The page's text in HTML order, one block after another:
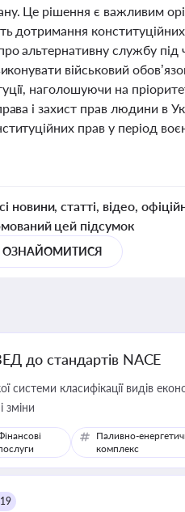
Це рішення є важливим
дотримання
альтернативну службу під
військовий
наголошуючи на
і захист прав людини в
прав у період
статті, відео,
цей підсумок
ОЗНАЙОМИТИСЯ
до стандартів NACE
системи класифікації видів
зміни
Паливно-
комплекс